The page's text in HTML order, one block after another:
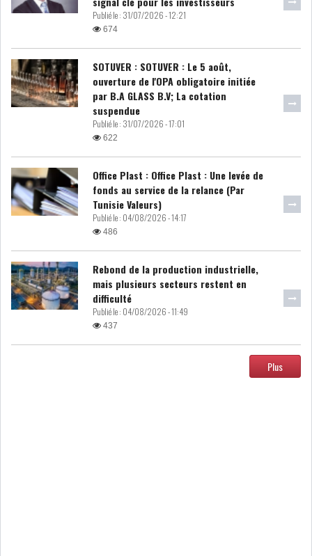
INS : L'INFLATION RECULE À
IRADA : PREMIER APPEL À
FONDATION POUR L...
POLITIQUE
ELECTIONS
PRÉSIDENTIELLES
ACTUALITÉS
DIVERS
ASSEMBLÉE DES
REPRÉSENTANTS DU
Publié le : 31/07/2026 - 12:21
674
SOTUVER : SOTUVER : Le 5 août,
ouverture de l'OPA obligatoire initiée
par B.A GLASS B.V; La cotation
suspendue
Publié le : 31/07/2026 - 17:01
622
Office Plast : Office Plast : Une levée de
fonds au service de la relance (Par
Tunisie Valeurs)
Publié le : 04/08/2026 - 14:17
486
Rebond de la production industrielle,
mais plusieurs secteurs restent en
difficulté
Publié le : 04/08/2026 - 11:49
437
Plus